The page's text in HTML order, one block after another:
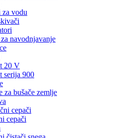
za vodu
navodnjavanje
20 V
serija 900
za bušače zemlje
cepači
cepači